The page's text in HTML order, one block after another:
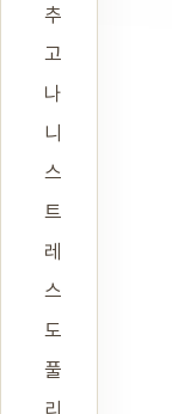
추
고
나
니
스
트
레
스
도
풀
리